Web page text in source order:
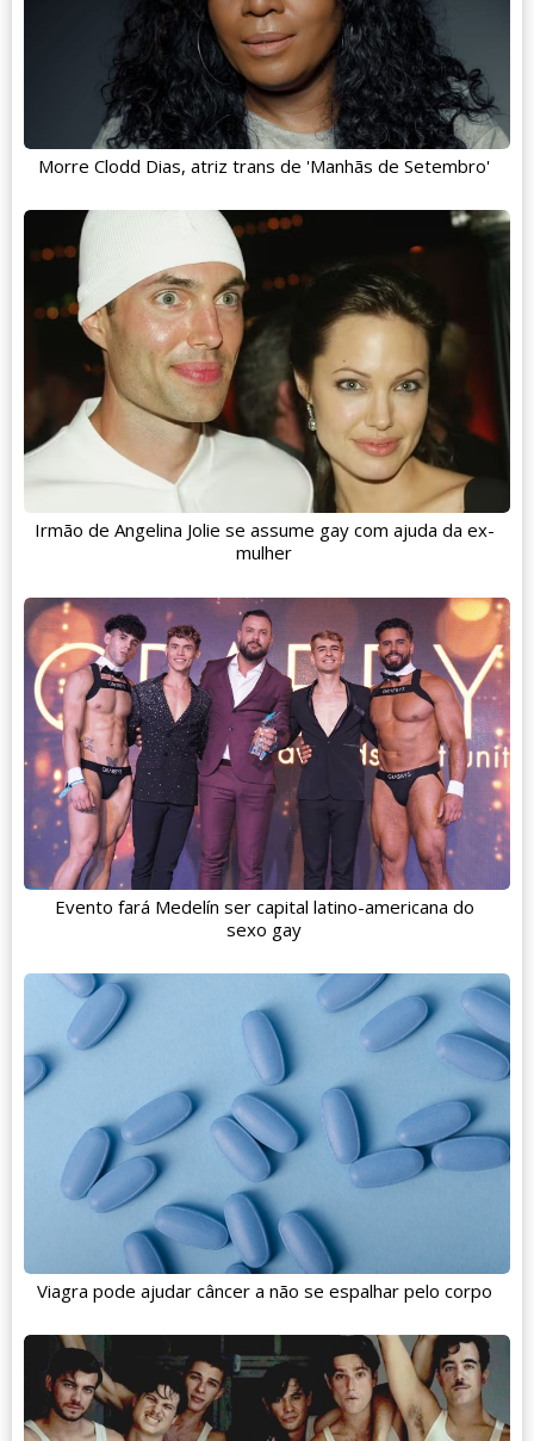
Morre Clodd Dias, atriz trans de 'Manhãs de Setembro'
Irmão de Angelina Jolie se assume gay com ajuda da ex-
mulher
Evento fará Medelín ser capital latino-americana do
sexo gay
Viagra pode ajudar câncer a não se espalhar pelo corpo